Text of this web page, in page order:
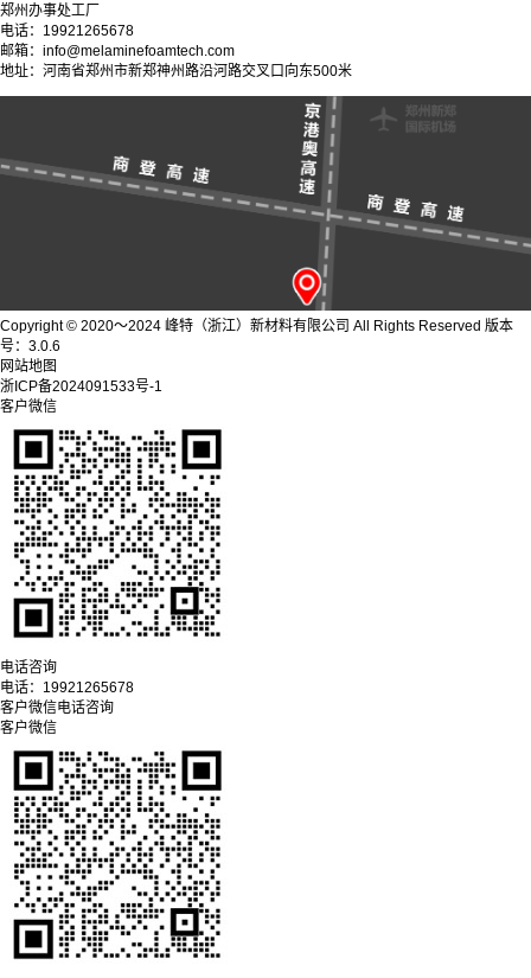
郑州办事处工厂
电话：19921265678
邮箱：info@melaminefoamtech.com
地址：河南省郑州市新郑神州路沿河路交叉口向东500米
Copyright © 2020～2024 峰特（浙江）新材料有限公司 All Rights Reserved 版本
号：3.0.6
网站地图
浙ICP备2024091533号-1
客户微信
电话咨询
电话： 19921265678
客户微信电话咨询
客户微信